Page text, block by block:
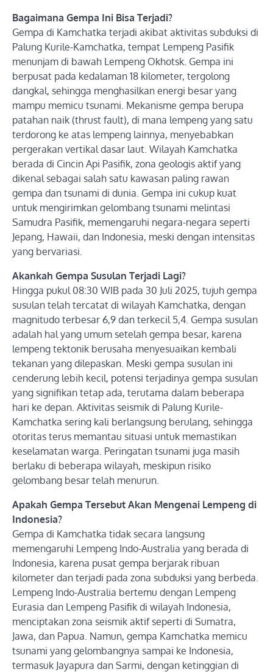
Bagaimana Gempa Ini Bisa Terjadi?
Gempa di Kamchatka terjadi akibat aktivitas subduksi di
Palung Kurile-Kamchatka, tempat Lempeng Pasifik
menunjam di bawah Lempeng Okhotsk. Gempa ini
berpusat pada kedalaman 18 kilometer, tergolong
dangkal, sehingga menghasilkan energi besar yang
mampu memicu tsunami. Mekanisme gempa berupa
patahan naik (thrust fault), di mana lempeng yang satu
terdorong ke atas lempeng lainnya, menyebabkan
pergerakan vertikal dasar laut. Wilayah Kamchatka
berada di Cincin Api Pasifik, zona geologis aktif yang
dikenal sebagai salah satu kawasan paling rawan
gempa dan tsunami di dunia. Gempa ini cukup kuat
untuk mengirimkan gelombang tsunami melintasi
Samudra Pasifik, memengaruhi negara-negara seperti
Jepang, Hawaii, dan Indonesia, meski dengan intensitas
yang bervariasi.
Akankah Gempa Susulan Terjadi Lagi?
Hingga pukul 08:30 WIB pada 30 Juli 2025, tujuh gempa
susulan telah tercatat di wilayah Kamchatka, dengan
magnitudo terbesar 6,9 dan terkecil 5,4. Gempa susulan
adalah hal yang umum setelah gempa besar, karena
lempeng tektonik berusaha menyesuaikan kembali
tekanan yang dilepaskan. Meski gempa susulan ini
cenderung lebih kecil, potensi terjadinya gempa susulan
yang signifikan tetap ada, terutama dalam beberapa
hari ke depan. Aktivitas seismik di Palung Kurile-
Kamchatka sering kali berlangsung berulang, sehingga
otoritas terus memantau situasi untuk memastikan
keselamatan warga. Peringatan tsunami juga masih
berlaku di beberapa wilayah, meskipun risiko
gelombang besar telah menurun.
Apakah Gempa Tersebut Akan Mengenai Lempeng di
Indonesia?
Gempa di Kamchatka tidak secara langsung
memengaruhi Lempeng Indo-Australia yang berada di
Indonesia, karena pusat gempa berjarak ribuan
kilometer dan terjadi pada zona subduksi yang berbeda.
Lempeng Indo-Australia bertemu dengan Lempeng
Eurasia dan Lempeng Pasifik di wilayah Indonesia,
menciptakan zona seismik aktif seperti di Sumatra,
Jawa, dan Papua. Namun, gempa Kamchatka memicu
tsunami yang gelombangnya sampai ke Indonesia,
termasuk Jayapura dan Sarmi, dengan ketinggian di